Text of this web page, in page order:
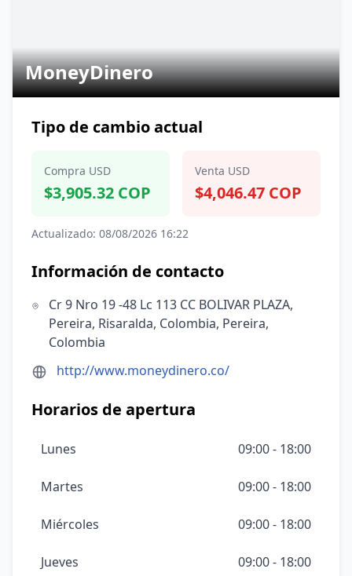
MoneyDinero
Tipo de cambio actual
Compra USD
$3,905.32 COP
Venta USD
$4,046.47 COP
Actualizado: 08/08/2026 16:22
Información de contacto
Cr 9 Nro 19 -48 Lc 113 CC BOLIVAR PLAZA,
Pereira, Risaralda, Colombia, Pereira,
Colombia
http://www.moneydinero.co/
Horarios de apertura
Lunes 09:00 - 18:00
Martes 09:00 - 18:00
Miércoles 09:00 - 18:00
Jueves 09:00 - 18:00